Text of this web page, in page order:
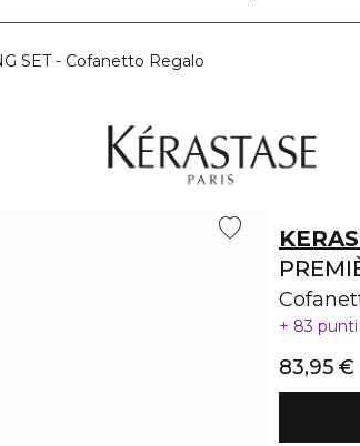
SET - Cofanetto Regalo
83
83,95 €